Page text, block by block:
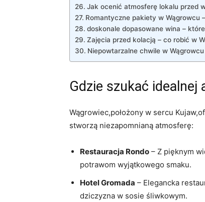
Jak ocenić atmosferę lokalu przed
Romantyczne pakiety w Wągrowcu
doskonale dopasowane wina –
Zajęcia przed kolacją – co robić w
Niepowtarzalne chwile w Wągrowcu
Gdzie szukać
Wągrowiec,położony w sercu
stworzą niezapomnianą atmosferę:
Restauracja Rondo – Z pięknym
potrawom wyjątkowego smaku.
Hotel Gromada – Elegancka
dziczyzna w sosie śliwkowym.